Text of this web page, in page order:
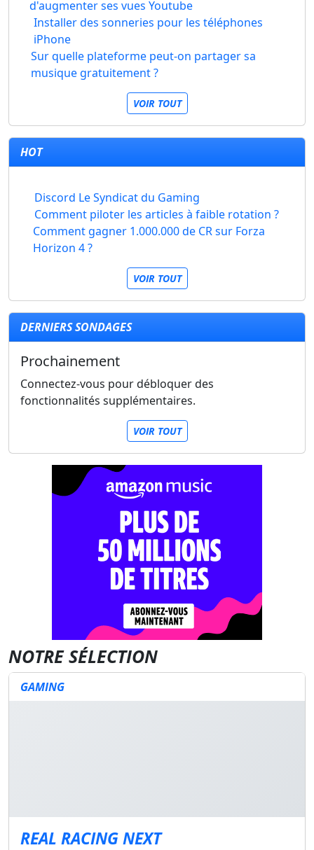
d'augmenter ses vues Youtube
Installer des sonneries pour les téléphones
iPhone
Sur quelle plateforme peut-on partager sa
musique gratuitement ?
VOIR TOUT
HOT
Discord Le Syndicat du Gaming
Comment piloter les articles à faible rotation ?
Comment gagner 1.000.000 de CR sur Forza
Horizon 4 ?
VOIR TOUT
DERNIERS SONDAGES
Prochainement
Connectez-vous pour débloquer des
fonctionnalités supplémentaires.
VOIR TOUT
NOTRE SÉLECTION
GAMING
REAL RACING NEXT